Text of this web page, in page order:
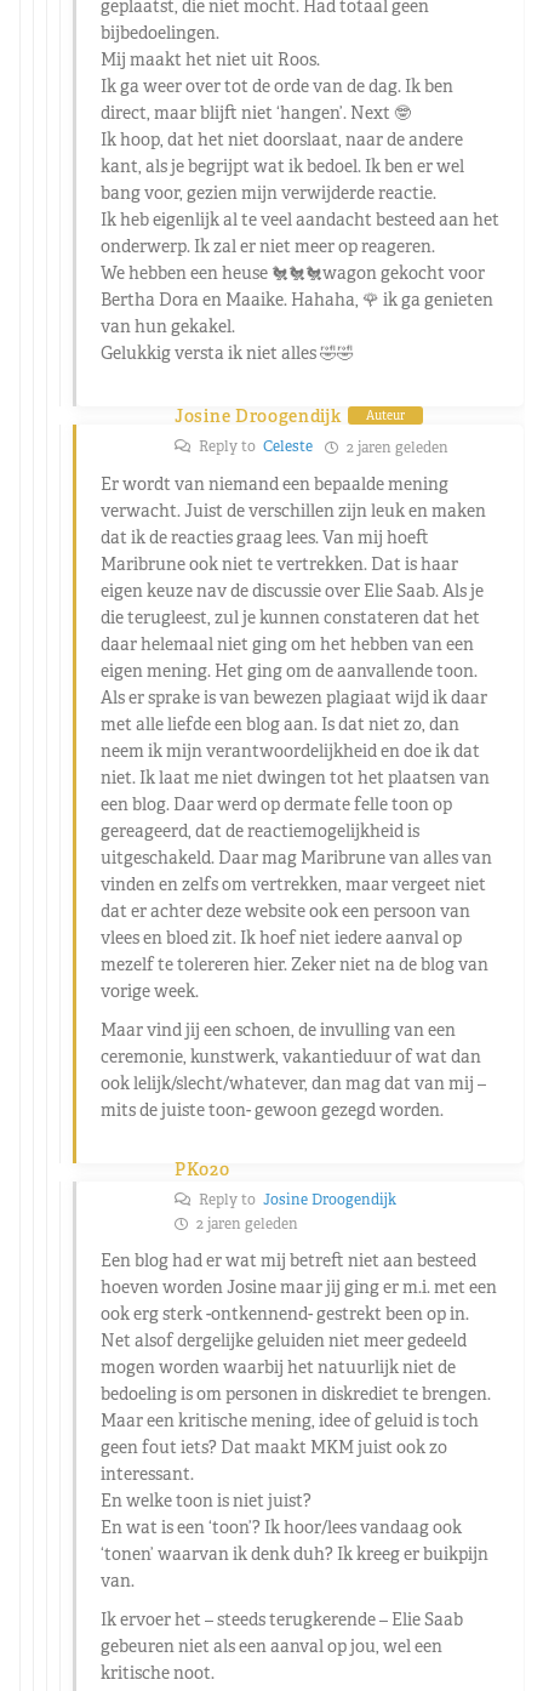
geplaatst, die niet mocht. Had totaal geen
bijbedoelingen.
Mij maakt het niet uit Roos.
Ik ga weer over tot de orde van de dag. Ik ben
direct, maar blijft niet ‘hangen’. Next 🤓
Ik hoop, dat het niet doorslaat, naar de andere
kant, als je begrijpt wat ik bedoel. Ik ben er wel
bang voor, gezien mijn verwijderde reactie.
Ik heb eigenlijk al te veel aandacht besteed aan het
onderwerp. Ik zal er niet meer op reageren.
We hebben een heuse 🐔🐔🐔wagon gekocht voor
Bertha Dora en Maaike. Hahaha, 🌹 ik ga genieten
van hun gekakel.
Gelukkig versta ik niet alles 🤣🤣
Josine Droogendijk Auteur
Reply to Celeste 2 jaren geleden
Er wordt van niemand een bepaalde mening
verwacht. Juist de verschillen zijn leuk en maken
dat ik de reacties graag lees. Van mij hoeft
Maribrune ook niet te vertrekken. Dat is haar
eigen keuze nav de discussie over Elie Saab. Als je
die terugleest, zul je kunnen constateren dat het
daar helemaal niet ging om het hebben van een
eigen mening. Het ging om de aanvallende toon.
Als er sprake is van bewezen plagiaat wijd ik daar
met alle liefde een blog aan. Is dat niet zo, dan
neem ik mijn verantwoordelijkheid en doe ik dat
niet. Ik laat me niet dwingen tot het plaatsen van
een blog. Daar werd op dermate felle toon op
gereageerd, dat de reactiemogelijkheid is
uitgeschakeld. Daar mag Maribrune van alles van
vinden en zelfs om vertrekken, maar vergeet niet
dat er achter deze website ook een persoon van
vlees en bloed zit. Ik hoef niet iedere aanval op
mezelf te tolereren hier. Zeker niet na de blog van
vorige week.
Maar vind jij een schoen, de invulling van een
ceremonie, kunstwerk, vakantieduur of wat dan
ook lelijk/slecht/whatever, dan mag dat van mij –
mits de juiste toon- gewoon gezegd worden.
PK020
Reply to Josine Droogendijk
2 jaren geleden
Een blog had er wat mij betreft niet aan besteed
hoeven worden Josine maar jij ging er m.i. met een
ook erg sterk -ontkennend- gestrekt been op in.
Net alsof dergelijke geluiden niet meer gedeeld
mogen worden waarbij het natuurlijk niet de
bedoeling is om personen in diskrediet te brengen.
Maar een kritische mening, idee of geluid is toch
geen fout iets? Dat maakt MKM juist ook zo
interessant.
En welke toon is niet juist?
En wat is een ‘toon’? Ik hoor/lees vandaag ook
‘tonen’ waarvan ik denk duh? Ik kreeg er buikpijn
van.
Ik ervoer het – steeds terugkerende – Elie Saab
gebeuren niet als een aanval op jou, wel een
kritische noot.